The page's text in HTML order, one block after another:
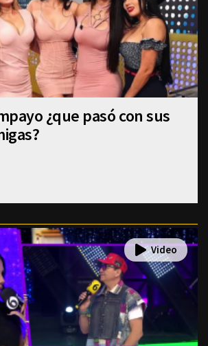
¿que pasó con sus